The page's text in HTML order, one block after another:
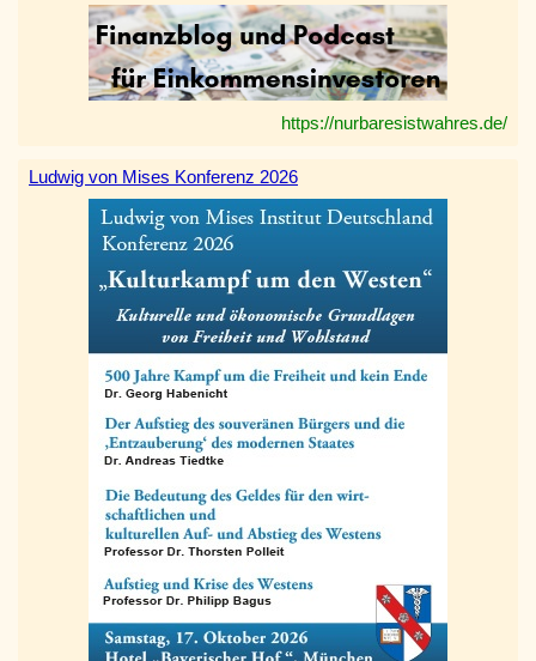
https://nurbaresistwahres.de/
Ludwig von Mises Konferenz 2026